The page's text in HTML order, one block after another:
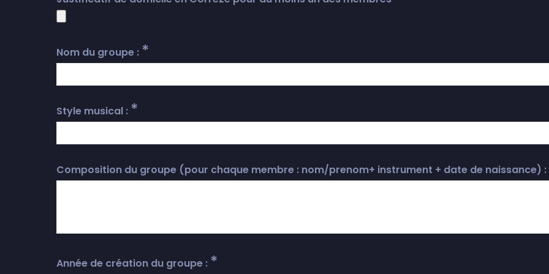
Nom du groupe : *
Style musical : *
Composition du groupe (pour chaque membre : nom/prenom+ instrument + date de naissance) :
Année de création du groupe : *